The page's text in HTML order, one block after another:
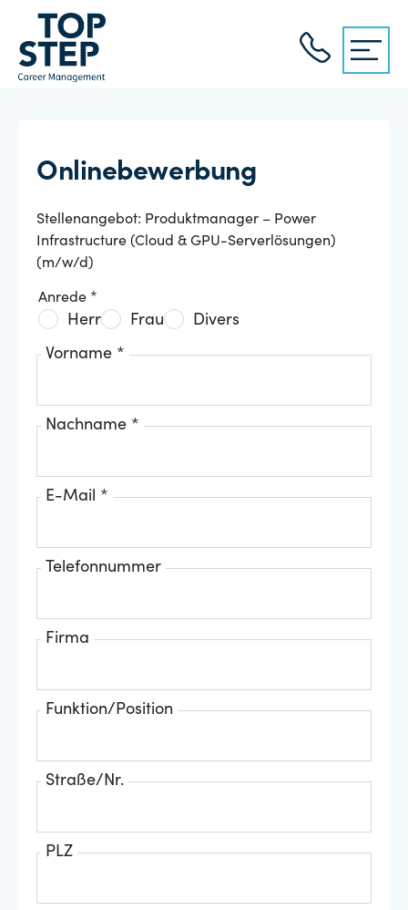
Onlinebewerbung
Stellenangebot: Produktmanager – Power
Infrastructure (Cloud & GPU-Serverlösungen)
(m/w/d)
Anrede *
Herr Frau Divers
Vorname *
Nachname *
E-Mail *
Telefonnummer
Firma
Funktion/Position
Straße/Nr.
PLZ